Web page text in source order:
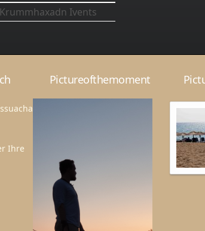
Krummhaxadn Ivents
Ihre
Pictureofthemoment